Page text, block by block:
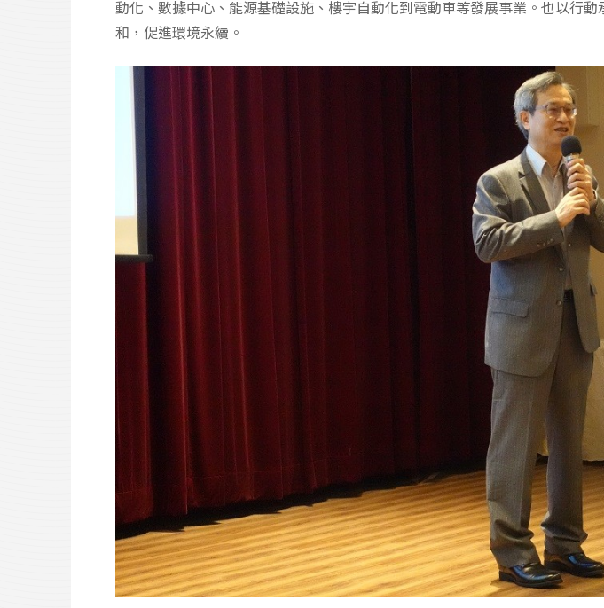
動化、數據中心、能源基礎設施、樓宇自動化到電動車等發展事業。也以行
和，促進環境永續。